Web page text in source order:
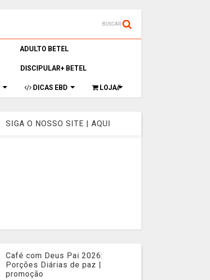
BUSCAR
ADULTO BETEL
DISCIPULAR+ BETEL
DICAS EBD LOJA//
SIGA O NOSSO SITE | AQUI
Café com Deus Pai 2026:
Porções Diárias de paz |
promoção